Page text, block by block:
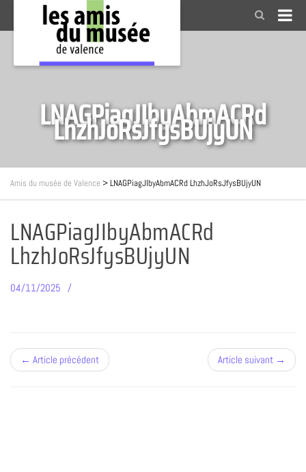
LNAGPiagJIbyAbmACRd
LhzhJoRsJfysBUjyUN
Amis du musée de Valence >LNAGPiagJIbyAbmACRd LhzhJoRsJfysBUjyUN
LNAGPiagJIbyAbmACRd
LhzhJoRsJfysBUjyUN
04/11/2025
← Article précédent Article suivant →